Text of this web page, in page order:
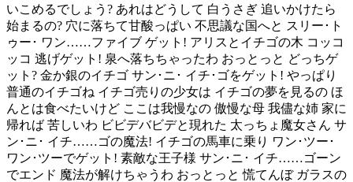
いこめるでしょう? あれはどうして 白うさぎ 追いかけたら
始まるの? 穴に落ちて甘酸っぱい 不思議な国へと スリー･ト
ゥー･ ワン……ファイブ ゲット! アリスとイチゴの木 コッコ
ッコ 逃げゲット! 泉へ落ちちゃったわ おっとっと どっちゲ
ット? 金か銀のイチゴ サン･ニ･ イチ･ゴをゲット! やっぱり
普通のイチゴね イチゴ売りの少女は イチゴの夢を見るの ほ
んとは食べたいけど ここは我慢なの 傲慢な母 我儘な姉 家に
帰れば 苦しいわ ビビデバビデと現れた 太っちょ魔女さん サ
ン･ニ･ イチ……ゴの魔法! イチゴの馬車に乗り ワン･ツー･
ワン･ツーでゲット! 素敵な王子様 サン･ニ･ イチ……ゴーン
でエンド 魔法が解けちゃうわ おっとっと 慌てんぼ ガラスの